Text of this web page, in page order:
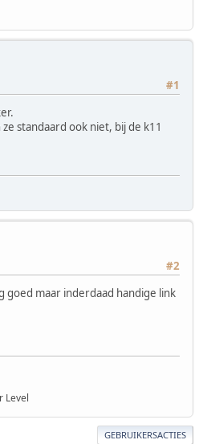
#1
standaard ook niet, bij de k11
#2
goed maar inderdaad handige link
Level
GEBRUIKERSACTIES